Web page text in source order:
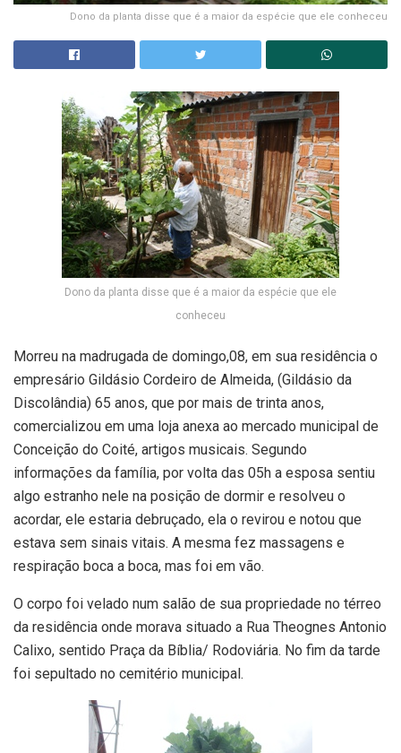
Dono da planta disse que é a maior da espécie que ele conheceu
Dono da planta disse que é a maior da espécie que ele
conheceu
Morreu na madrugada de domingo,08, em sua residência o
empresário Gildásio Cordeiro de Almeida, (Gildásio da
Discolândia) 65 anos, que por mais de trinta anos,
comercializou em uma loja anexa ao mercado municipal de
Conceição do Coité, artigos musicais. Segundo
informações da família, por volta das 05h a esposa sentiu
algo estranho nele na posição de dormir e resolveu o
acordar, ele estaria debruçado, ela o revirou e notou que
estava sem sinais vitais. A mesma fez massagens e
respiração boca a boca, mas foi em vão.
O corpo foi velado num salão de sua propriedade no térreo
da residência onde morava situado a Rua Theognes Antonio
Calixo, sentido Praça da Bíblia/ Rodoviária. No fim da tarde
foi sepultado no cemitério municipal.